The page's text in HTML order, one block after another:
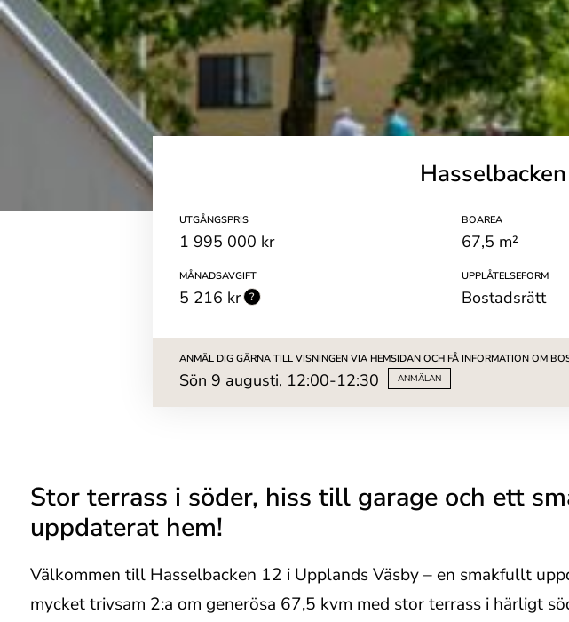
UTGÅNGSPRIS
1 995 000 kr
BOAREA
67,5 m²
MÅNADSAVGIFT
5 216 kr
UPPLÅTELSEFORM
Bostadsrätt
ANMÄL DIG GÄRNA TILL VISNINGEN VIA HEMSIDAN OCH FÅ INFORMATION OM
sön 9 augusti, 12:00-12:30 ANMÄLAN
Stor terrass i söder, hiss till garage och ett
uppdaterat hem!
Välkommen till Hasselbacken 12 i Upplands Väsby – en smakfullt
mycket trivsam 2:a om generösa 67,5 kvm med stor terrass i härligt